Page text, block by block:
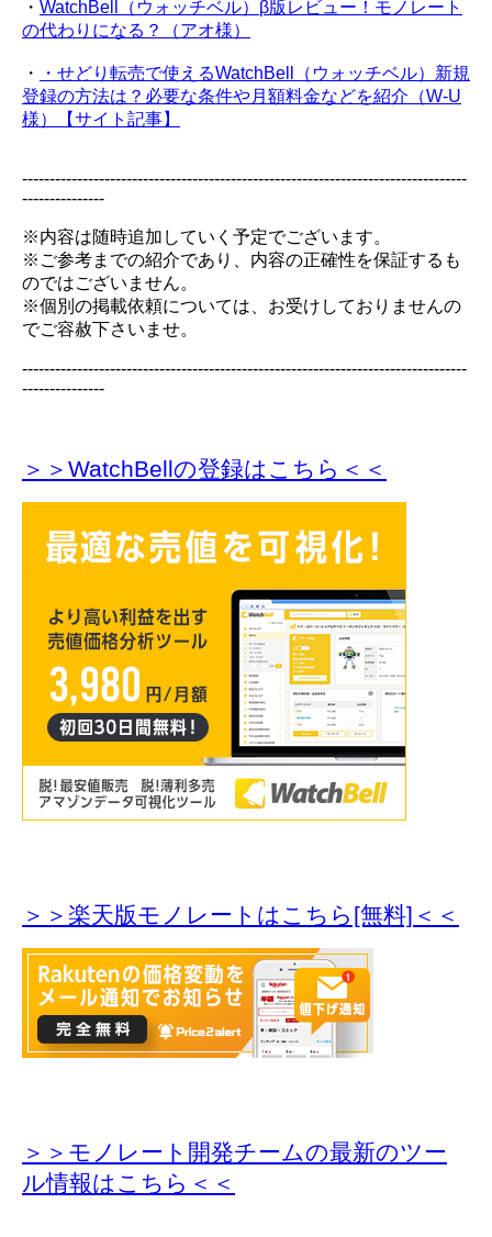
・ WatchBell（ウォッチベル）β版レビュー！モノレート
の代わりになる？（アオ様）
・
・せどり転売で使えるWatchBell（ウォッチベル）新規
登録の方法は？必要な条件や月額料金などを紹介（W-U
様）【サイト記事】
---------------------------------------------------------------------------------
---------------
※内容は随時追加していく予定でございます。
※ご参考までの紹介であり、内容の正確性を保証するも
のではございません。
※個別の掲載依頼については、お受けしておりませんの
でご容赦下さいませ。
---------------------------------------------------------------------------------
---------------
＞＞WatchBellの登録はこちら＜＜
＞＞楽天版モノレートはこちら[無料]＜＜
＞＞モノレート開発チームの最新のツー
ル情報はこちら＜＜